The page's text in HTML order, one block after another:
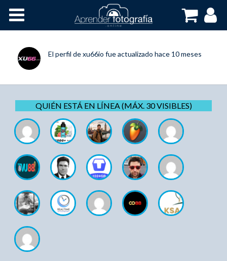
Cursos OnLine
El perfil dexu66io fue actualizado hace 10 meses
QUIÉN ESTÁ EN LÍNEA (MÁX. 30 VISIBLES)